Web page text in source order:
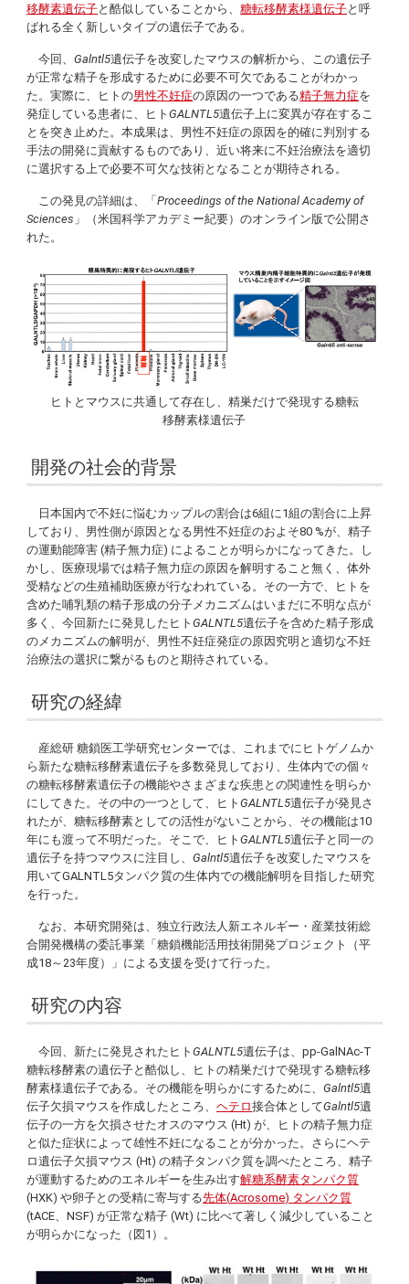
移酵素遺伝子と酷似していることから、糖転移酵素様遺伝子と呼
ばれる全く新しいタイプの遺伝子である。
今回、Galntl5遺伝子を改変したマウスの解析から、この遺伝子
が正常な精子を形成するために必要不可欠であることがわかっ
た。実際に、ヒトの男性不妊症の原因の一つである精子無力症を
発症している患者に、ヒトGALNTL5遺伝子上に変異が存在するこ
とを突き止めた。本成果は、男性不妊症の原因を的確に判別する
手法の開発に貢献するものであり、近い将来に不妊治療法を適切
に選択する上で必要不可欠な技術となることが期待される。
この発見の詳細は、「Proceedings of the National Academy of
Sciences 」（米国科学アカデミー紀要）のオンライン版で公開さ
れた。
ヒトとマウスに共通して存在し、精巣だけで発現する糖転
移酵素様遺伝子
開発の社会的背景
日本国内で不妊に悩むカップルの割合は6組に1組の割合に上昇
しており、男性側が原因となる男性不妊症のおよそ80 %が、精子
の運動能障害 (精子無力症) によることが明らかになってきた。し
かし、医療現場では精子無力症の原因を解明すること無く、体外
受精などの生殖補助医療が行なわれている。その一方で、ヒトを
含めた哺乳類の精子形成の分子メカニズムはいまだに不明な点が
多く、今回新たに発見したヒトGALNTL5遺伝子を含めた精子形成
のメカニズムの解明が、男性不妊症発症の原因究明と適切な不妊
治療法の選択に繋がるものと期待されている。
研究の経緯
産総研 糖鎖医工学研究センターでは、これまでにヒトゲノムか
ら新たな糖転移酵素遺伝子を多数発見しており、生体内での個々
の糖転移酵素遺伝子の機能やさまざまな疾患との関連性を明らか
にしてきた。その中の一つとして、ヒトGALNTL5遺伝子が発見さ
れたが、糖転移酵素としての活性がないことから、その機能は10
年にも渡って不明だった。そこで、ヒトGALNTL5遺伝子と同一の
遺伝子を持つマウスに注目し、Galntl5遺伝子を改変したマウスを
用いてGALNTL5タンパク質の生体内での機能解明を目指した研究
を行った。
なお、本研究開発は、独立行政法人新エネルギー・産業技術総
合開発機構の委託事業「糖鎖機能活用技術開発プロジェクト（平
成18～23年度）」による支援を受けて行った。
研究の内容
今回、新たに発見されたヒトGALNTL5遺伝子は、pp-GalNAc-T
糖転移酵素の遺伝子と酷似し、ヒトの精巣だけで発現する糖転移
酵素様遺伝子である。その機能を明らかにするために、Galntl5遺
伝子欠損マウスを作成したところ、ヘテロ接合体としてGalntl5遺
伝子の一方を欠損させたオスのマウス (Ht) が、ヒトの精子無力症
と似た症状によって雄性不妊になることが分かった。さらにヘテ
ロ遺伝子欠損マウス (Ht) の精子タンパク質を調べたところ、精子
が運動するためのエネルギーを生み出す解糖系酵素タンパク質
(HXK) や卵子との受精に寄与する先体(Acrosome) タンパク質
(tACE、NSF) が正常な精子 (Wt) に比べて著しく減少していること
が明らかになった（図1）。